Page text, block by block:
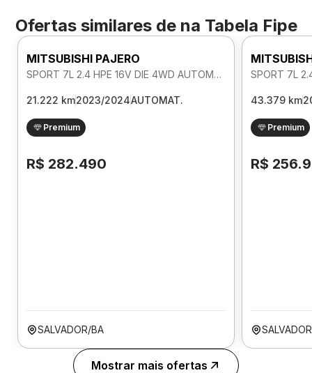
Ofertas similares de na Tabela Fipe
MITSUBISHI PAJERO
SPORT 7L 2.4 HPE 16V DIE 4WD AUTOMATICO
21.222 km2023/2024AUTOMAT.
Premium
R$ 282.490
SALVADOR/BA
43.379 km
Premium
R$
Mostrar mais ofertas